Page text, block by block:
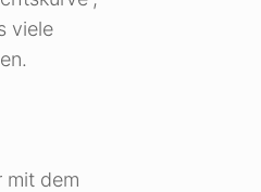
viele
mit dem